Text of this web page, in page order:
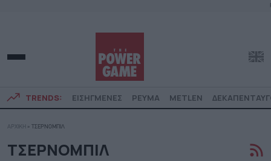
TRENDS: ΕΙΣΗΓΜΕΝΕΣ ΡΕΥΜΑ METLEN
ΑΡΧΙΚΗ » ΤΣΕΡΝΟΜΠΙΛ
ΤΣΕΡΝΟΜΠΙΛ